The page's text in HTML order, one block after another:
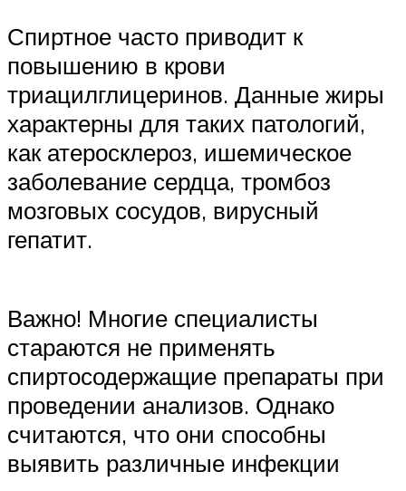
Спиртное часто приводит к
повышению в крови
триацилглицеринов. Данные жиры
характерны для таких патологий,
как атеросклероз, ишемическое
заболевание сердца, тромбоз
мозговых сосудов, вирусный
гепатит.
Важно! Многие специалисты
стараются не применять
спиртосодержащие препараты при
проведении анализов. Однако
считаются, что они способны
выявить различные инфекции